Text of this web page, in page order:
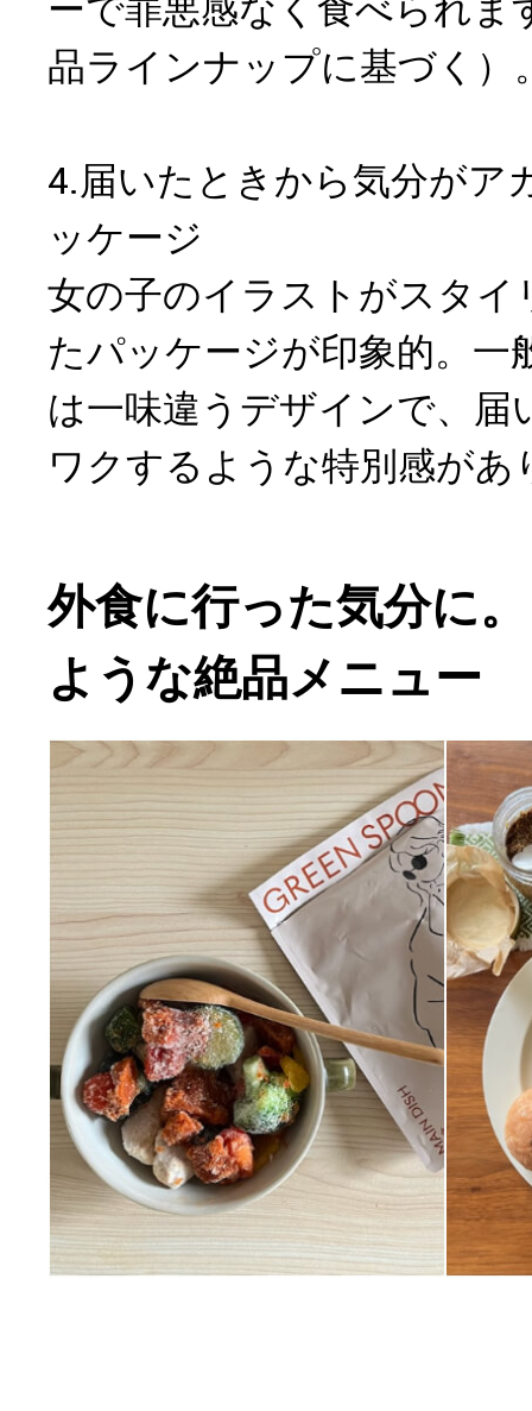
ーで罪悪感なく食べられま
品ラインナップに基づく）
4.届いたときから気分がア
ッケージ
女の子のイラストがスタイ
たパッケージが印象的。一
は一味違うデザインで、届
ワクするような特別感があ
外食に行った気分に
ような絶品メニュー